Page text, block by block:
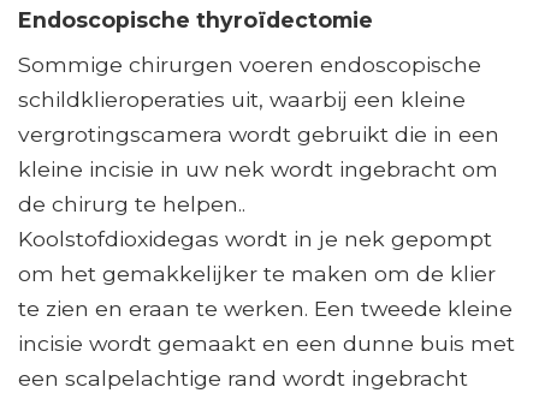
Endoscopische thyroïdectomie
Sommige chirurgen voeren endoscopische
schildklieroperaties uit, waarbij een kleine
vergrotingscamera wordt gebruikt die in een
kleine incisie in uw nek wordt ingebracht om
de chirurg te helpen..
Koolstofdioxidegas wordt in je nek gepompt
om het gemakkelijker te maken om de klier
te zien en eraan te werken. Een tweede kleine
incisie wordt gemaakt en een dunne buis met
een scalpelachtige rand wordt ingebracht